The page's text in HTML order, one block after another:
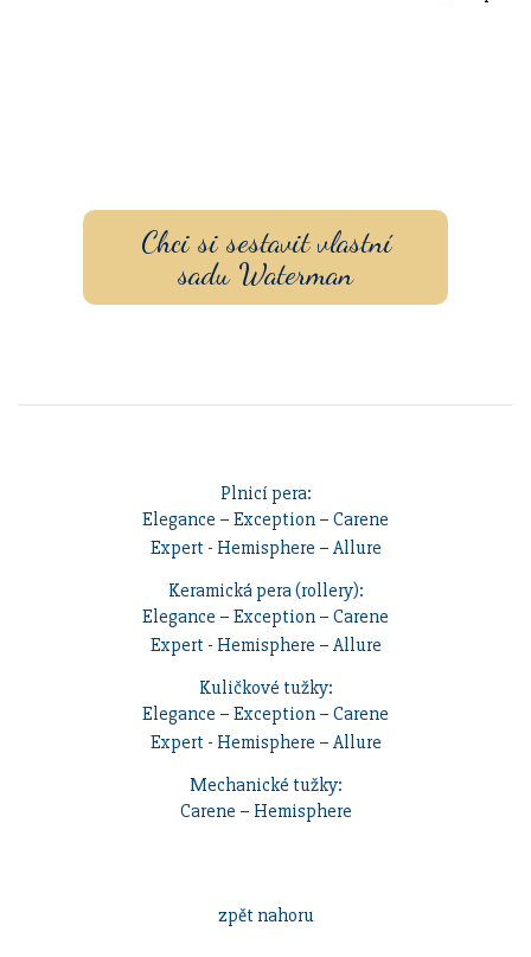
Chci si sestavit vlastní
sadu Waterman
Plnicí pera:
Elegance – Exception – Carene
Expert - Hemisphere – Allure
Keramická pera (rollery):
Elegance – Exception – Carene
Expert - Hemisphere – Allure
Kuličkové tužky:
Elegance – Exception – Carene
Expert - Hemisphere – Allure
Mechanické tužky:
Carene – Hemisphere
zpět nahoru